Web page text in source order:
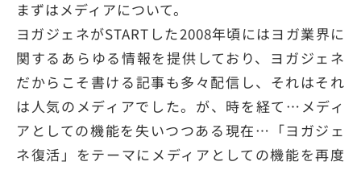
まずはメディアについて。
ヨガジェネがSTARTした2008年頃にはヨガ業界に
関するあらゆる情報を提供しており、ヨガジェネ
だからこそ書ける記事も多々配信し、それはそれ
は人気のメディアでした。が、時を経て…メディ
アとしての機能を失いつつある現在…「ヨガジェ
ネ復活」をテーマにメディアとしての機能を再度